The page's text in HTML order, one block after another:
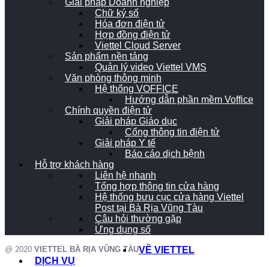
Giải pháp Doanh nghiệp
Chữ ký số
Hóa đơn điện tử
Hợp đồng điện tử
Viettel Cloud Server
Sản phẩm nền tảng
Quản lý video Viettel VMS
Văn phòng thông minh
Hệ thống VOFFICE
Hướng dẫn phần mềm Voffice
Chính quyền điện tử
Giải pháp Giáo dục
Cổng thông tin điện tử
Giải pháp Y tế
Báo cáo dịch bệnh
Hỗ trợ khách hàng
Liên hệ nhanh
Tổng hợp thông tin cửa hàng
Hệ thống bưu cục cửa hàng Viettel
Post tại Bà Rịa Vũng Tàu
Câu hỏi thường gặp
Ứng dụng số
@ 2020 VIETTEL BÀ RỊA VŨNG TÀUVỀ VIETTEL
DỊCH VỤ